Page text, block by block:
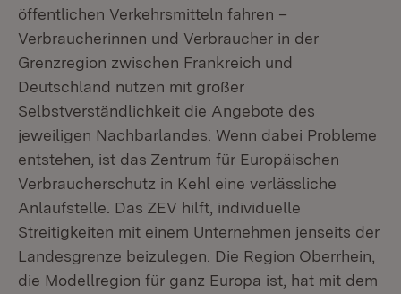
öffentlichen Verkehrsmitteln fahren –
Verbraucherinnen und Verbraucher in der
Grenzregion zwischen Frankreich und
Deutschland nutzen mit großer
Selbstverständlichkeit die Angebote des
jeweiligen Nachbarlandes. Wenn dabei Probleme
entstehen, ist das Zentrum für Europäischen
Verbraucherschutz in Kehl eine verlässliche
Anlaufstelle. Das ZEV hilft, individuelle
Streitigkeiten mit einem Unternehmen jenseits der
Landesgrenze beizulegen. Die Region Oberrhein,
die Modellregion für ganz Europa ist, hat mit dem